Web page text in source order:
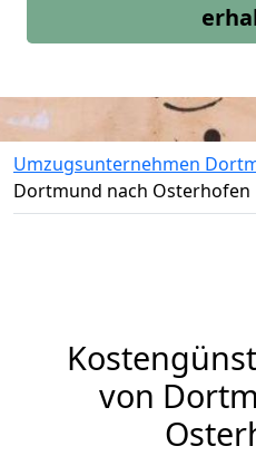
Umzugsunternehmen
Dortmund nach Osterhofen
von